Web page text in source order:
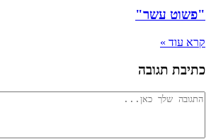
"פשוט עשר"
קרא עוד »
כתיבת תגובה
להגיב